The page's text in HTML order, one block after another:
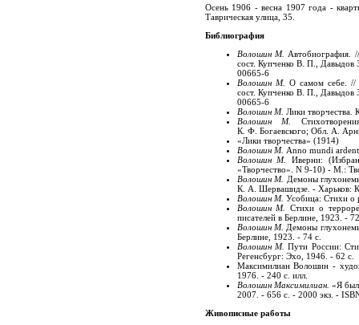
Осень 1906 - весна 1907 года -
Таврическая улица, 35.
Библиография
Волошин М. Автобиография.
сост. Купченко В. П.,
00665-6
Волошин М. О самом себе. //
сост. Купченко В. П.,
00665-6
Волошин М. Лики
Волошин М.
К. Ф. Богаевского; Обл. А.
«Лики творчества» (1914)
Волошин М. Anno mundi
Волошин М.
Иверни:
«Творчество». N 9-10) - М.:
Волошин М. Демоны
К. А. Шервашидзе. - Харьков:
Волошин М. Усобица: Стихи о
Волошин М.
Стихи о
писателей в Берлине, 1923. -
Волошин М. Демоны
Берлине, 1923. - 74 с.
Волошин М. Пути России:
Регенсбург: Эхо, 1946. - 62 с.
Максимилиан Волошин -
1976. - 240 с. илл.
Волошин Максимилиан. «Я
2007. - 656 с. - 2000 экз. -
Живописные работы